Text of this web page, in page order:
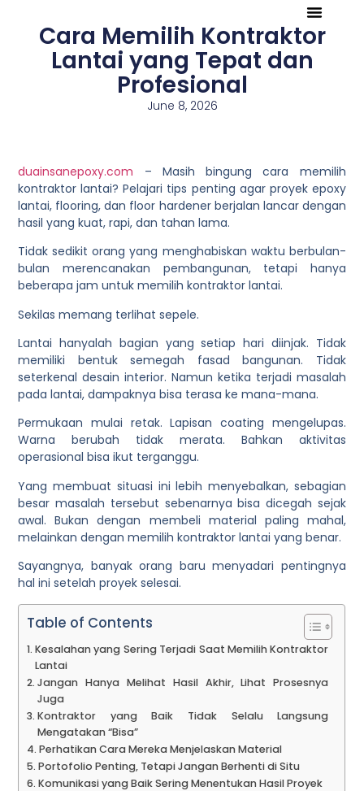
Cara Memilih Kontraktor
Lantai yang Tepat dan
Profesional
June 8, 2026
duainsanepoxy.com – Masih bingung cara memilih
kontraktor lantai? Pelajari tips penting agar proyek epoxy
lantai, flooring, dan floor hardener berjalan lancar dengan
hasil yang kuat, rapi, dan tahan lama.
Tidak sedikit orang yang menghabiskan waktu berbulan-
bulan merencanakan pembangunan, tetapi hanya
beberapa jam untuk memilih kontraktor lantai.
Sekilas memang terlihat sepele.
Lantai hanyalah bagian yang setiap hari diinjak. Tidak
memiliki bentuk semegah fasad bangunan. Tidak
seterkenal desain interior. Namun ketika terjadi masalah
pada lantai, dampaknya bisa terasa ke mana-mana.
Permukaan mulai retak. Lapisan coating mengelupas.
Warna berubah tidak merata. Bahkan aktivitas
operasional bisa ikut terganggu.
Yang membuat situasi ini lebih menyebalkan, sebagian
besar masalah tersebut sebenarnya bisa dicegah sejak
awal. Bukan dengan membeli material paling mahal,
melainkan dengan memilih kontraktor lantai yang benar.
Sayangnya, banyak orang baru menyadari pentingnya
hal ini setelah proyek selesai.
Table of Contents
Kesalahan yang Sering Terjadi Saat Memilih Kontraktor
Lantai
Jangan Hanya Melihat Hasil Akhir, Lihat Prosesnya
Juga
Kontraktor yang Baik Tidak Selalu Langsung
Mengatakan “Bisa”
Perhatikan Cara Mereka Menjelaskan Material
Portofolio Penting, Tetapi Jangan Berhenti di Situ
Komunikasi yang Baik Sering Menentukan Hasil Proyek